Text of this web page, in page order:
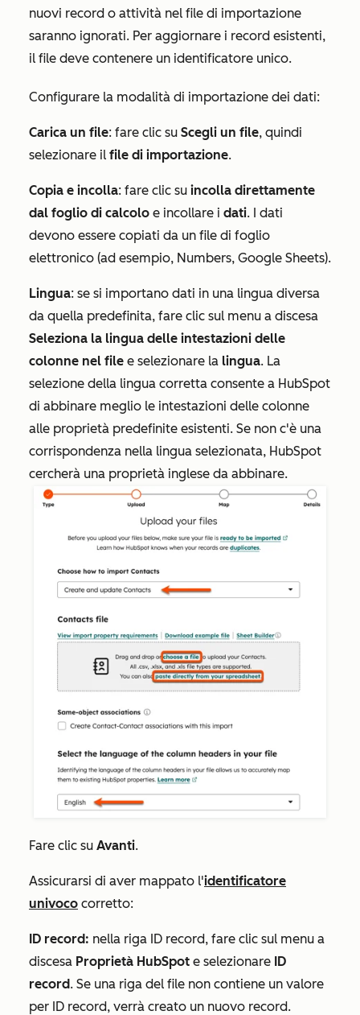
nuovi record o attività nel file di importazione
saranno ignorati. Per aggiornare i record esistenti,
il file deve contenere un identificatore unico.
Configurare la modalità di importazione dei dati:
Carica un file: fare clic su Scegli un file, quindi
selezionare il file di importazione.
Copia e incolla: fare clic su incolla direttamente
dal foglio di calcolo e incollare i dati. I dati
devono essere copiati da un file di foglio
elettronico (ad esempio, Numbers, Google Sheets).
Lingua: se si importano dati in una lingua diversa
da quella predefinita, fare clic sul menu a discesa
Seleziona la lingua delle intestazioni delle
colonne nel file e selezionare la lingua. La
selezione della lingua corretta consente a HubSpot
di abbinare meglio le intestazioni delle colonne
alle proprietà predefinite esistenti. Se non c'è una
corrispondenza nella lingua selezionata, HubSpot
cercherà una proprietà inglese da abbinare.
Fare clic su Avanti.
Assicurarsi di aver mappato l'identificatore
univoco corretto:
ID record: nella riga ID record, fare clic sul menu a
discesa Proprietà HubSpot e selezionare ID
record. Se una riga del file non contiene un valore
per ID record, verrà creato un nuovo record.